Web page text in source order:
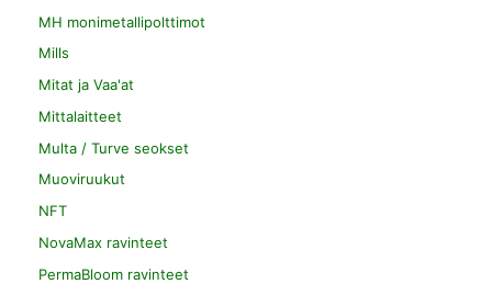
MH monimetallipolttimot
Mills
Mitat ja Vaa'at
Mittalaitteet
Multa / Turve seokset
Muoviruukut
NFT
NovaMax ravinteet
PermaBloom ravinteet